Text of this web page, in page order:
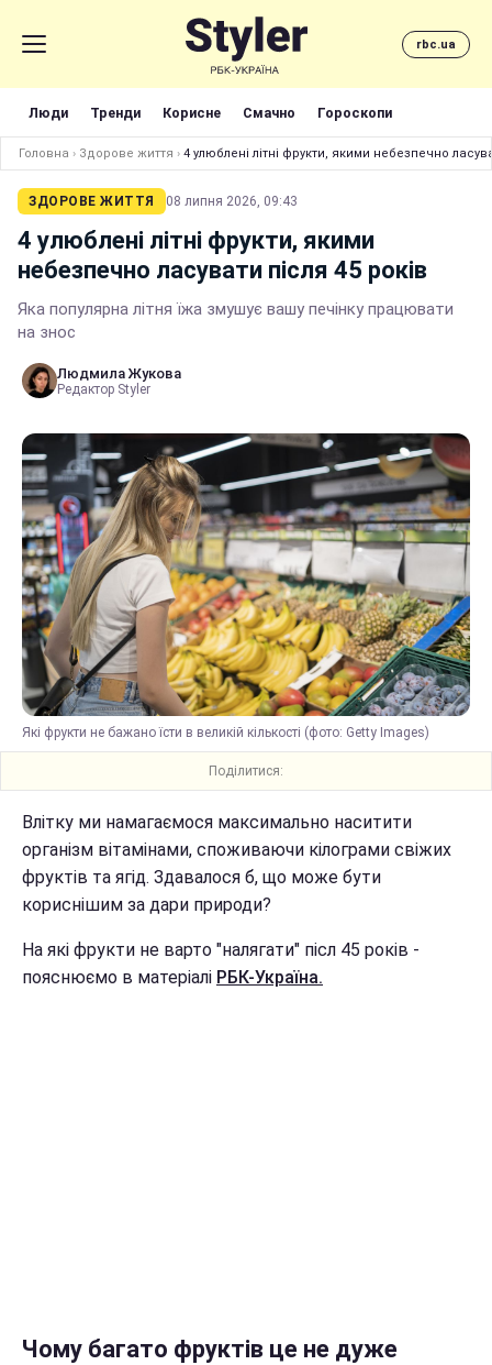
rbc.ua
Люди Тренди Корисне Смачно Гороскопи
Головна › Здорове життя › 4 улюблені літні фрукти, якими небезпечно
ЗДОРОВЕ ЖИТТЯ 08 липня 2026, 09:43
4 улюблені літні фрукти, якими
небезпечно ласувати після 45 років
Яка популярна літня їжа змушує вашу печінку працювати
на знос
Людмила Жукова
Редактор Styler
Які фрукти не бажано їсти в великій кількості (фото: Getty Images)
Поділитися:
Влітку ми намагаємося максимально наситити
організм вітамінами, споживаючи кілограми свіжих
фруктів та ягід. Здавалося б, що може бути
кориснішим за дари природи?
На які фрукти не варто "налягати" післ 45 років -
пояснюємо в матеріалі РБК-Україна.
Чому багато фруктів це не дуже